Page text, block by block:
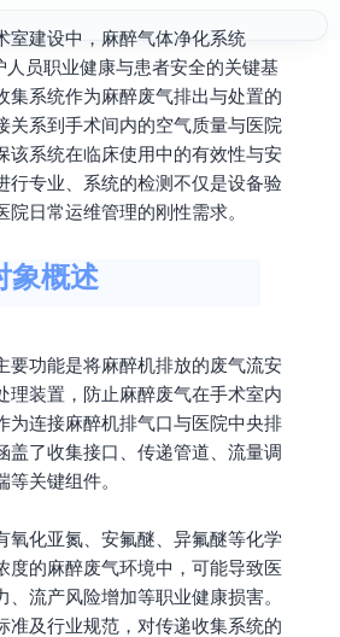
室建设中，麻醉气体净化系统
人员职业健康与患者安全的关键基
集系统作为麻醉废气排出与处置的
关系到手术间内的空气质量与医院
该系统在临床使用中的有效性与安
行专业、系统的检测不仅是设备验
日常运维管理的刚性需求。
象概述
要功能是将麻醉机排放的废气流安
理装置，防止麻醉废气在手术室内
为连接麻醉机排气口与医院中央排
盖了收集接口、传递管道、流量调
关键组件。
氧化亚氮、安氟醚、异氟醚等化学
度的麻醉废气环境中，可能导致医
流产风险增加等职业健康损害。
准及行业规范，对传递收集系统的